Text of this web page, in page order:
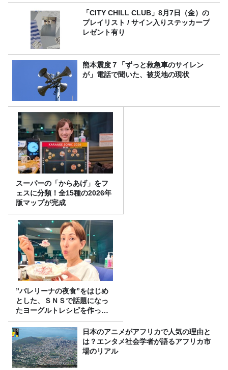
「CITY CHILL CLUB」8月7日（金）の
プレイリスト / サイン入りステッカープ
レゼント有り
熊本震度７「ずっと救急車のサイレン
が」電話で聞いた、被災地の現状
スーパーの「からあげ」をフ
ェスに分類！全15種の2026年
版マップが完成
”バレリーナの夜食”をはじめ
とした、ＳＮＳで話題になっ
たヨーグルトレシピを作って
みた！
日本のアニメがアフリカで人気の理由と
は？エンタメ社会学者が語るアフリカ市
場のリアル